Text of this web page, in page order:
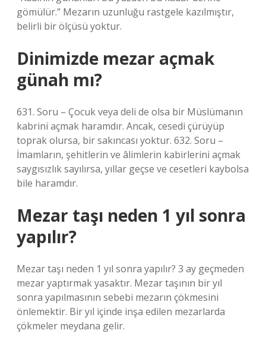
gömülür.” Mezarın uzunluğu rastgele kazılmıştır,
belirli bir ölçüsü yoktur.
Dinimizde mezar açmak
günah mı?
631. Soru – Çocuk veya deli de olsa bir Müslümanın
kabrini açmak haramdır. Ancak, cesedi çürüyüp
toprak olursa, bir sakıncası yoktur. 632. Soru –
İmamların, şehitlerin ve âlimlerin kabirlerini açmak
saygısızlık sayılırsa, yıllar geçse ve cesetleri kaybolsa
bile haramdır.
Mezar taşı neden 1 yıl sonra
yapılır?
Mezar taşı neden 1 yıl sonra yapılır? 3 ay geçmeden
mezar yaptırmak yasaktır. Mezar taşının bir yıl
sonra yapılmasının sebebi mezarın çökmesini
önlemektir. Bir yıl içinde inşa edilen mezarlarda
çökmeler meydana gelir.